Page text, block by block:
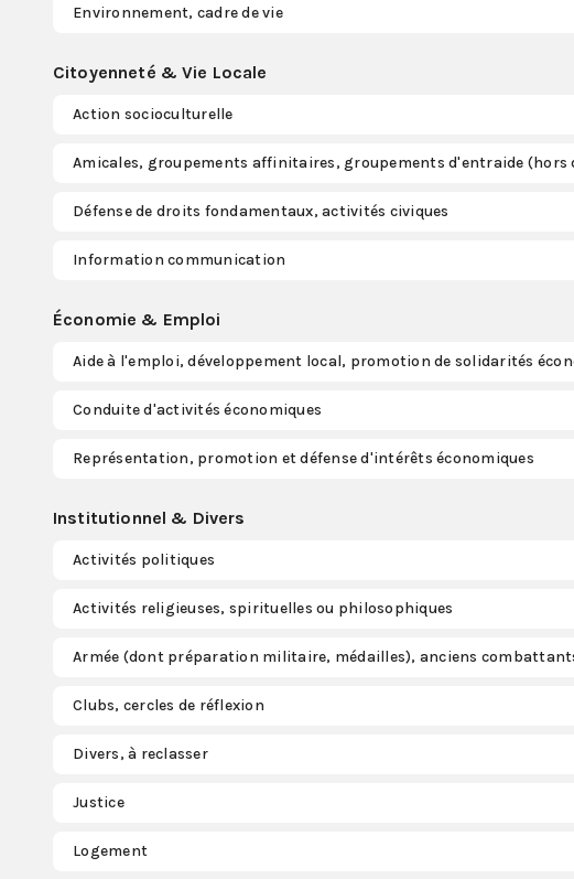
Environnement, cadre de vie
Citoyenneté & Vie Locale
Action socioculturelle
Amicales, groupements affinitaires, groupements d'entraide (hors
Défense de droits fondamentaux, activités civiques
Information communication
Économie & Emploi
Aide à l'emploi, développement local, promotion de solidarités
Conduite d'activités économiques
Représentation, promotion et défense d'intérêts économiques
Institutionnel & Divers
Activités politiques
Activités religieuses, spirituelles ou philosophiques
Armée (dont préparation militaire, médailles), anciens
Clubs, cercles de réflexion
Divers, à reclasser
Justice
Logement